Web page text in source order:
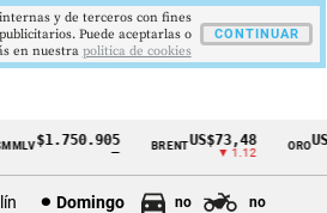
$1.750.905 BRENTUS$73,48
▼ 1.12
ORO
Domingo no no
y de terceros con fines
Puede aceptarlas o
en nuestra politica de cookies
CONTINUAR